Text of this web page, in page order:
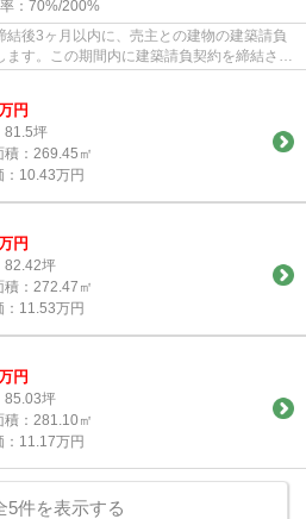
： 70%/200%
結後3ヶ月以内に、売主との建物の建築請負
す。この期間内に建築請負契約を締結され
円
81.5坪
積：269.45㎡
：10.43万円
円
82.42坪
積：272.47㎡
：11.53万円
円
85.03坪
積：281.10㎡
：11.17万円
5件を表示する